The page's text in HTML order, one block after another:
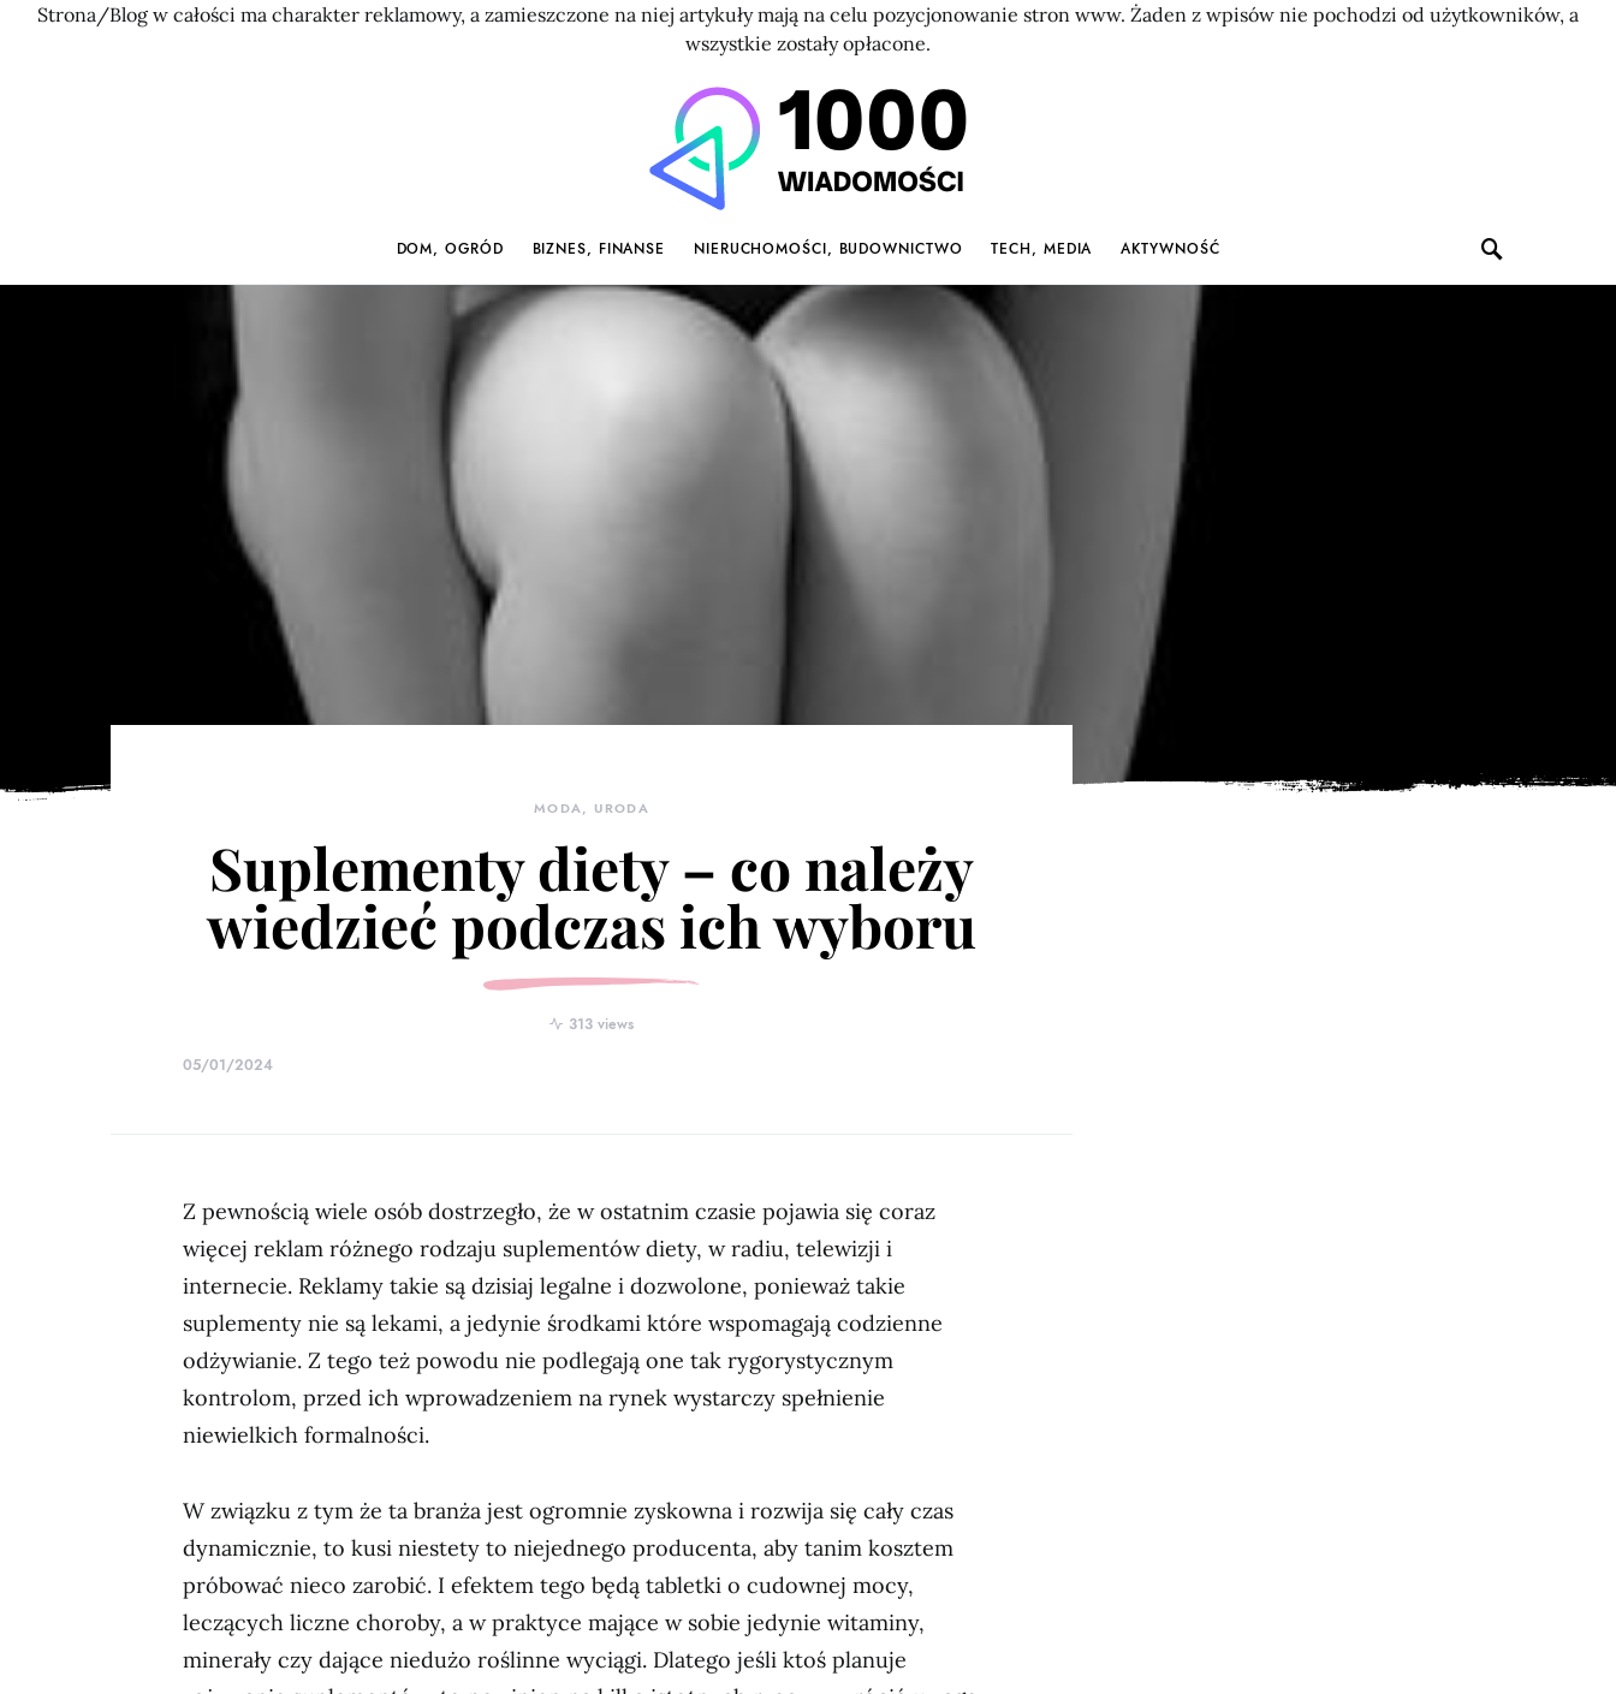
Strona/Blog w całości ma charakter reklamowy, a zamieszczone na niej artykuły mają na celu pozycjonowanie stron www. Żaden z wpisów nie pochodzi od użytkowników, a
wszystkie zostały opłacone.
DOM, OGRÓD BIZNES, FINANSE NIERUCHOMOŚCI, BUDOWNICTWO TECH, MEDIA AKTYWNOŚĆ
MODA, URODA
Suplementy diety – co należy
wiedzieć podczas ich wyboru
313 views
05/01/2024
Z pewnością wiele osób dostrzegło, że w ostatnim czasie pojawia się coraz
więcej reklam różnego rodzaju suplementów diety, w radiu, telewizji i
internecie. Reklamy takie są dzisiaj legalne i dozwolone, ponieważ takie
suplementy nie są lekami, a jedynie środkami które wspomagają codzienne
odżywianie. Z tego też powodu nie podlegają one tak rygorystycznym
kontrolom, przed ich wprowadzeniem na rynek wystarczy spełnienie
niewielkich formalności.
W związku z tym że ta branża jest ogromnie zyskowna i rozwija się cały czas
dynamicznie, to kusi niestety to niejednego producenta, aby tanim kosztem
próbować nieco zarobić. I efektem tego będą tabletki o cudownej mocy,
leczących liczne choroby, a w praktyce mające w sobie jedynie witaminy,
minerały czy dające niedużo roślinne wyciągi. Dlatego jeśli ktoś planuje